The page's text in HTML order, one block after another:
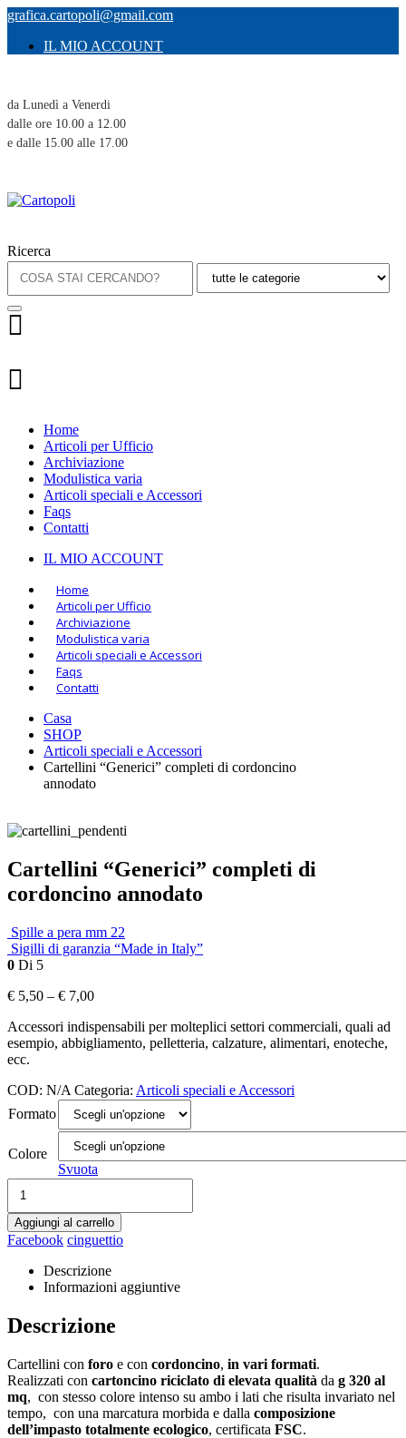
grafica.cartopoli@gmail.com
IL MIO ACCOUNT
da Lunedì a Venerdi
dalle ore 10.00 a 12.00
e dalle 15.00 alle 17.00
Ricerca
Home
Articoli per Ufficio
Archiviazione
Modulistica varia
Articoli speciali e Accessori
Faqs
Contatti
IL MIO ACCOUNT
Home
Articoli per Ufficio
Archiviazione
Modulistica varia
Articoli speciali e Accessori
Faqs
Contatti
Casa
SHOP
Articoli speciali e Accessori
Cartellini “Generici” completi di cordoncino
annodato
Cartellini “Generici” completi di
cordoncino annodato
Spille a pera mm 22
Sigilli di garanzia “Made in Italy”
0 Di 5
€ 5,50 – € 7,00
Accessori indispensabili per molteplici settori commerciali, quali ad
esempio, abbigliamento, pelletteria, calzature, alimentari, enoteche,
ecc.
COD: N/A Categoria: Articoli speciali e Accessori
Formato
Colore
Svuota
Aggiungi al carrello
Facebook cinguettio
Descrizione
Informazioni aggiuntive
Descrizione
Cartellini con foro e con cordoncino, in vari formati.
Realizzati con cartoncino riciclato di elevata qualità da g 320 al
mq, con stesso colore intenso su ambo i lati che risulta invariato nel
tempo, con una marcatura morbida e dalla composizione
dell’impasto totalmente ecologico, certificata FSC.